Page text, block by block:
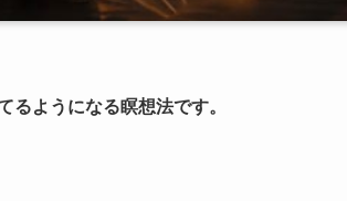
るようになる瞑想法です。